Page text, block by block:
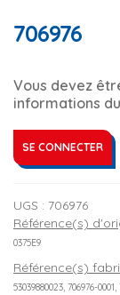
706976
Vous devez
informations
SE CONNECTER
UGS : 706976
Référence(s)
0375E9
Référence(s)
53039880023, 706976-